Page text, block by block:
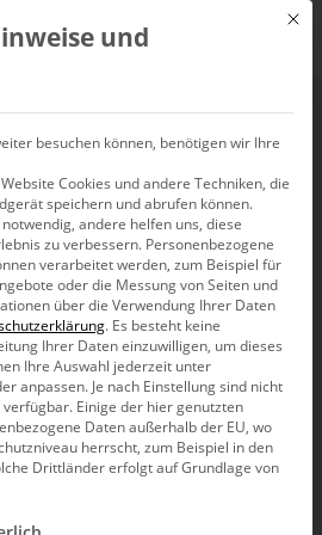
Matinee
Analyse
in
– Uhr, Nürnberg
Mit
und
besuchen können, benötigen wir Ihre
Cookies und andere Techniken, die
speichern und abrufen können.
andere helfen uns, diese
zu verbessern. Personenbezogene
verarbeitet werden, zum Beispiel für
oder die Messung von Seiten und
über die Verwendung Ihrer Daten
. Es besteht keine
Ihrer Daten einzuwilligen, um dieses
Ihre Auswahl jederzeit unter
anpassen. Je nach Einstellung sind nicht
Einige der hier genutzten
Daten außerhalb der EU, wo
herrscht, zum Beispiel in den
Drittländer erfolgt auf Grundlage von
Service-Gruppen, für die eine